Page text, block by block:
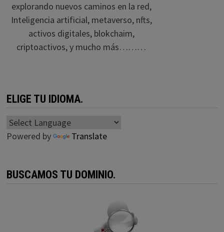
explorando nuevos caminos en la red,
Inteligencia artificial, metaverso, nfts,
activos digitales, blokchaim,
criptoactivos, y mucho más………
ELIGE TU IDIOMA.
Powered by Translate
BUSCAMOS TU DOMINIO.